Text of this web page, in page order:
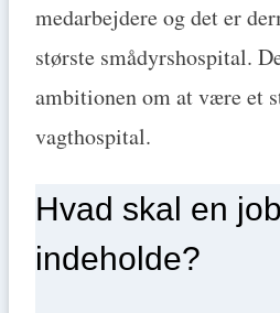
medarbejdere og det er
største smådyrshospital.
ambitionen om at være et
vagthospital.
Hvad skal en
indeholde?